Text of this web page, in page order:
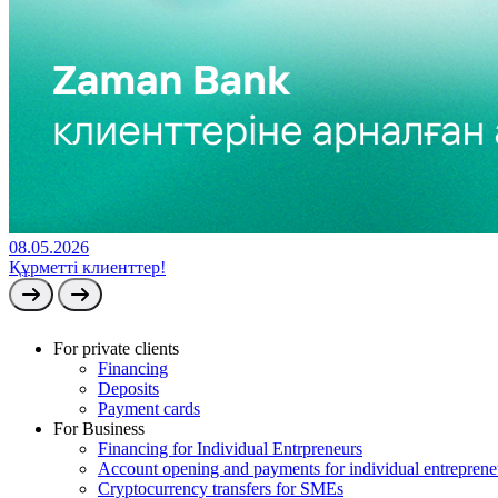
08.05.2026
Құрметті клиенттер!
For private clients
Financing
Deposits
Payment cards
For Business
Financing for Individual Entrpreneurs
Account opening and payments for individual
Cryptocurrency transfers for SMEs